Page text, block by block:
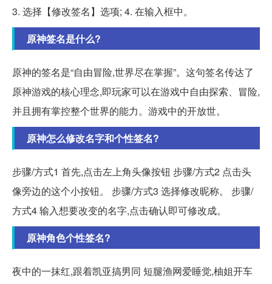
3. 选择【修改签名】选项; 4. 在输入框中。
原神签名是什么?
原神的签名是“自由冒险,世界尽在掌握”。这句签名传达了
原神游戏的核心理念,即玩家可以在游戏中自由探索、冒险,
并且拥有掌控整个世界的能力。游戏中的开放世。
原神怎么修改名字和个性签名?
步骤/方式1 首先,点击左上角头像按钮 步骤/方式2 点击头
像旁边的这个小按钮。 步骤/方式3 选择修改昵称。 步骤/
方式4 输入想要改变的名字,点击确认即可修改成。
原神角色个性签名?
夜中的一抹红,跟着凯亚搞男同 短腿渔网爱睡觉,柚姐开车